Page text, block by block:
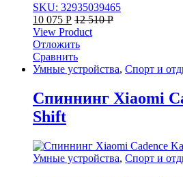
SKU: 32935039465
10 075 Р 12 510Р
View Product
Отложить
Сравнить
Умные устройства, Спорт и
Спиннинг Xiaomi
Shift
Умные устройства, Спорт и